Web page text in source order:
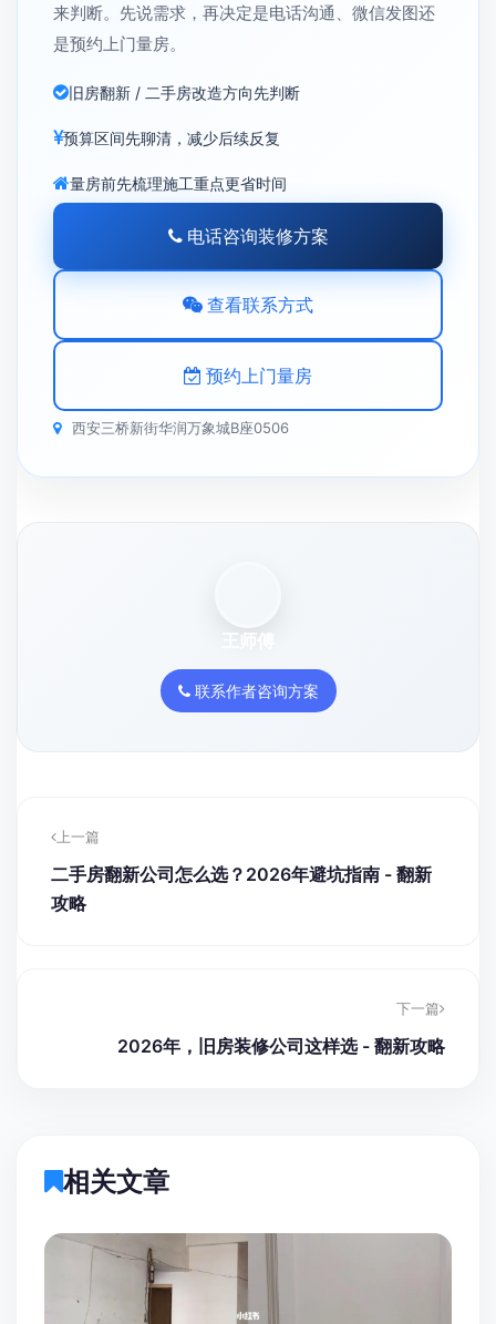
来判断。先说需求，再决定是电话沟通、微信发图还
是预约上门量房。
旧房翻新 / 二手房改造方向先判断
预算区间先聊清，减少后续反复
量房前先梳理施工重点更省时间
电话咨询装修方案
查看联系方式
预约上门量房
西安三桥新街华润万象城B座0506
王师傅
联系作者咨询方案
上一篇
二手房翻新公司怎么选？2026年避坑指南 - 翻新
攻略
下一篇
2026年，旧房装修公司这样选 - 翻新攻略
相关文章